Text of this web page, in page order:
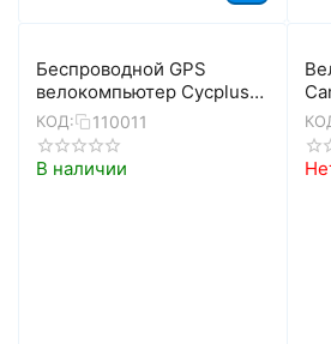
Беспроводной GPS
велокомпьютер Cycplus
M1 (16 функций)
КОД: 110011
В наличии